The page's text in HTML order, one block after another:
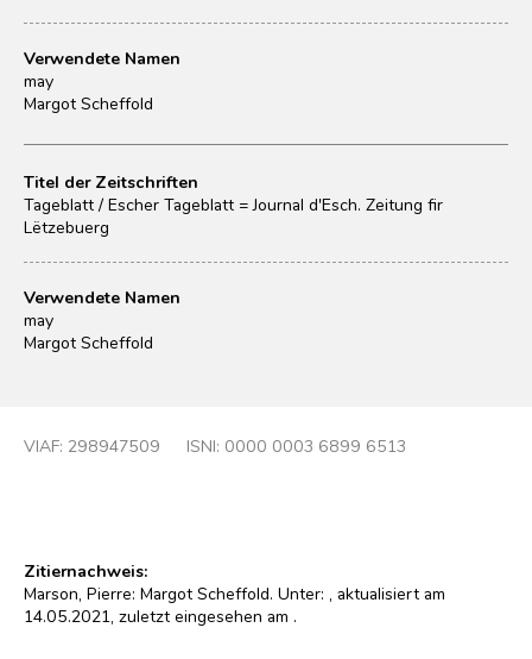
Verwendete Namen
may
Margot Scheffold
Titel der Zeitschriften
Tageblatt / Escher Tageblatt = Journal d'Esch. Zeitung fir
Lëtzebuerg
Verwendete Namen
may
Margot Scheffold
VIAF: 298947509 ISNI: 0000 0003 6899 6513
Zitiernachweis:
Marson, Pierre: Margot Scheffold. Unter: , aktualisiert am
14.05.2021, zuletzt eingesehen am .